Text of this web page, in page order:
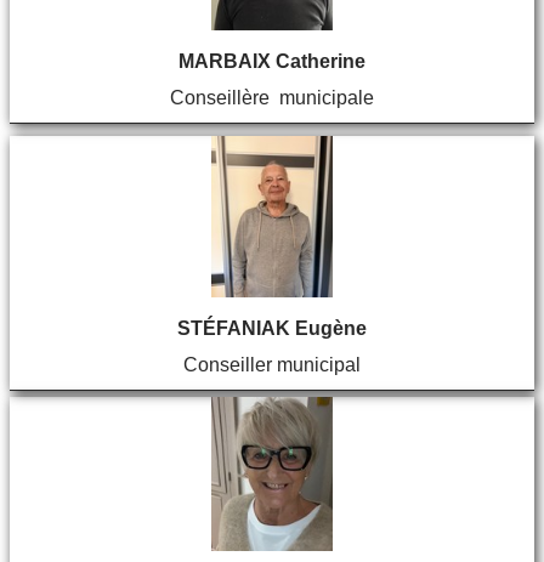
MARBAIX Catherine
Conseillère municipale
STÉFANIAK Eugène
Conseiller municipal